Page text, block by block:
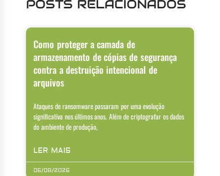
POSTS RELACIONADOS
Como proteger a camada de
armazenamento de cópias de segurança
contra a destruição intencional de
arquivos
Ataques de ransomware passaram por uma evolução
significativa nos últimos anos. Além de criptografar os dados
do ambiente de produção,
LER MAIS
06/08/2026